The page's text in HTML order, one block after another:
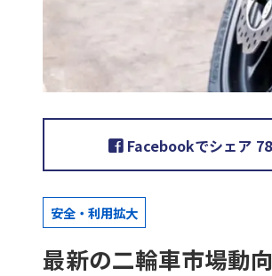
Facebookでシェア 78
安全・利用拡大
最新の二輪車市場動